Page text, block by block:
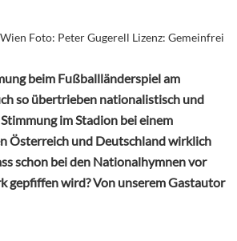
Foto: Peter Gugerell Lizenz: Gemeinfrei
beim Fußballländerspiel am
so übertrieben nationalistisch und
im Stadion bei einem
Österreich und Deutschland wirklich
schon bei den Nationalhymnen vor
gepfiffen wird? Von unserem Gastautor